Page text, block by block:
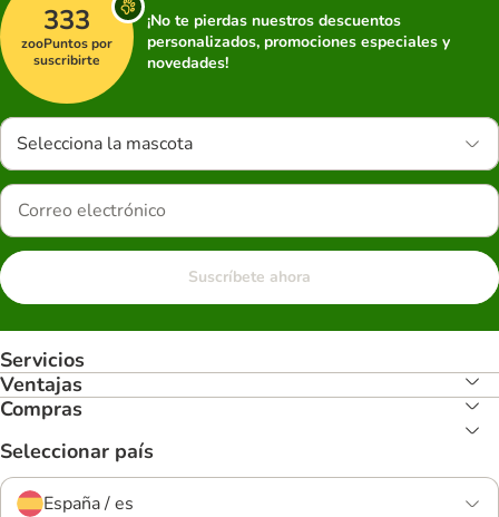
333
zooPuntos por
suscribirte
¡No te pierdas nuestros descuentos
personalizados, promociones especiales y
novedades!
Selecciona la mascota
Suscríbete ahora
Servicios
Ventajas
Compras
Seleccionar país
España / es